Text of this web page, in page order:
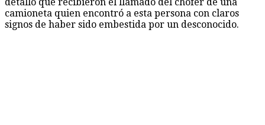
camioneta quien encontró a esta persona con claros
signos de haber sido embestida por un desconocido.